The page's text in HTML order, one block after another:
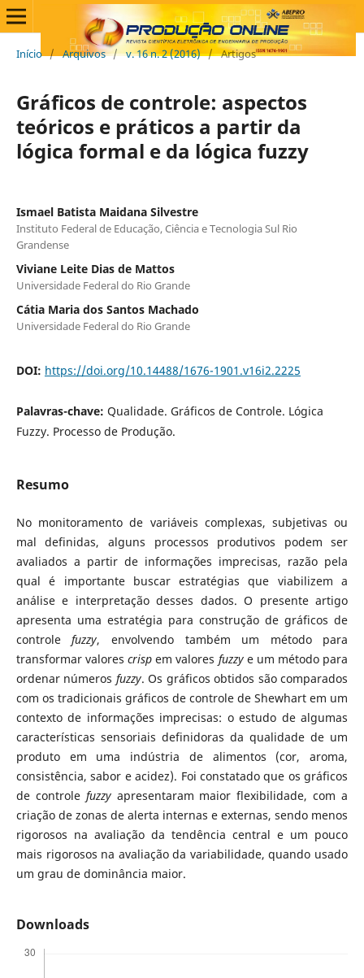
Início / Arquivos / v. 16 n. 2 (2016) / Artigos
Gráficos de controle: aspectos
teóricos e práticos a partir da
lógica formal e da lógica fuzzy
Ismael Batista Maidana Silvestre
Instituto Federal de Educação, Ciência e Tecnologia Sul Rio
Grandense
Viviane Leite Dias de Mattos
Universidade Federal do Rio Grande
Cátia Maria dos Santos Machado
Universidade Federal do Rio Grande
DOI: https://doi.org/10.14488/1676-1901.v16i2.2225
Palavras-chave: Qualidade. Gráficos de Controle. Lógica
Fuzzy. Processo de Produção.
Resumo
No monitoramento de variáveis complexas, subjetivas ou
mal definidas, alguns processos produtivos podem ser
avaliados a partir de informações imprecisas, razão pela
qual é importante buscar estratégias que viabilizem a
análise e interpretação desses dados. O presente artigo
apresenta uma estratégia para construção de gráficos de
controlefuzzy, envolvendo também um método para
transformar valorescrispem valores fuzzye um método para
ordenar números fuzzy. Os gráficos obtidos são comparados
com os tradicionais gráficos de controle de Shewhart em um
contexto de informações imprecisas: o estudo de algumas
características sensoriais definidoras da qualidade de um
produto em uma indústria de alimentos (cor, aroma,
consistência, sabor e acidez). Foi constatado que os gráficos
de controle fuzzyapresentaram maior flexibilidade, com a
criação de zonas de alerta internas e externas, sendo menos
rigorosos na avaliação da tendência central e um pouco
mais rigorosos na avaliação da variabilidade, quando usado
um grau de dominância maior.
Downloads